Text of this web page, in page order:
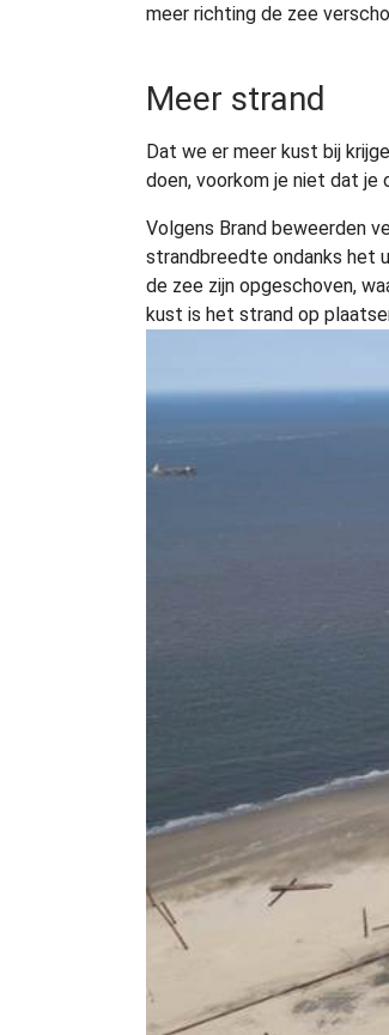
meer richting de zee
Meer strand
Dat we er meer kust bij
doen, voorkom je niet dat je
Volgens Brand beweerden
strandbreedte ondanks het
de zee zijn opgeschoven,
kust is het strand op